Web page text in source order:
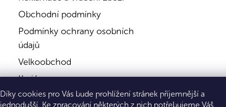
Díky cookies pro Vás bude prohlížení stránek příjemnější a
jednodušší. Ke zpracování některých z nich potřebujeme Váš
Obchodní podmínky
Podmínky ochrany osobních
údajů
Velkoobchod
Kariéra
Kontakty